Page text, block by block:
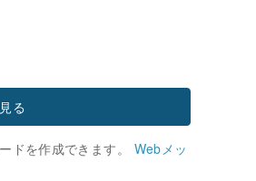
る
ドを作成できます。 Webメッ